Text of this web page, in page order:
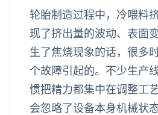
轮胎制造过程中，冷喂料
现了挤出量的波动、表面
生了焦烧现象的话，很多
个故障引起的。不少生产
惯把精力都集中在调整工
会忽略了设备本身机械状